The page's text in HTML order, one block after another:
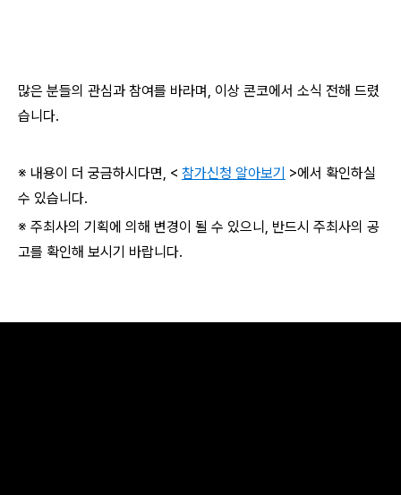
많은 분들의 관심과 참여를 바라며, 이상 콘코에서 소식 전해 드렸
습니다.
※ 내용이 더 궁금하시다면, < 참가신청 알아보기 >에서 확인하실
수 있습니다.
※ 주최사의 기획에 의해 변경이 될 수 있으니, 반드시 주최사의 공
고를 확인해 보시기 바랍니다.